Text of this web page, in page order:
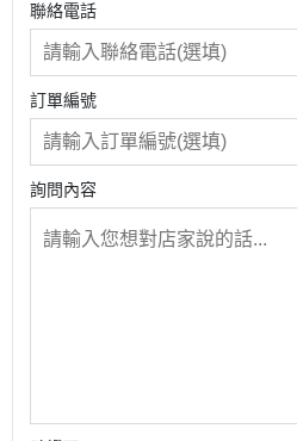
聯絡電話
訂單編號
詢問內容